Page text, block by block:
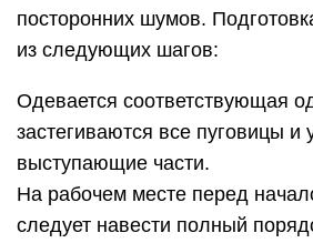
посторонних шумов.
из следующих шагов:
Одевается соответствующая
застегиваются все пуговицы и
выступающие части.
На рабочем месте перед
следует навести полный